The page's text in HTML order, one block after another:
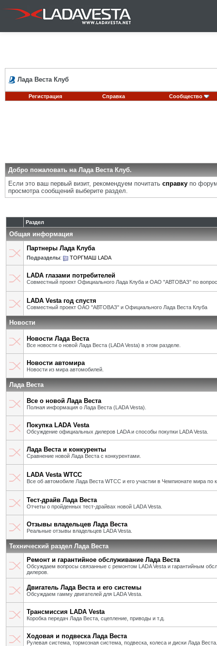
Лада Веста Клуб
Регистрация Справка Сообщество
Добро пожаловать на Лада Веста Клуб.
Если это ваш первый визит, рекомендуем почитать справку по
просмотра сообщений выберите раздел.
Раздел
Общая информация
Партнеры Лада Клуба
Подразделы: ТОРГМАШ LADA
LADA глазами потребителей
Совместный проект Официального Лада Клуба и ОАО "АВТОВАЗ" по
LADA Vesta год спустя
Совместный проект ОАО "АВТОВАЗ" и Официального Лада Веста Клуба
Новости
Новости Лада Веста
Все новости о новой Лада Веста (LADA Vesta) в этом разделе.
Новости автомира
Новости из мира автомобилей.
Лада Веста
Все о новой Лада Веста
Полная информация о Лада Веста (LADA Vesta).
Покупка LADA Vesta
Обсуждение официальных дилеров LADA и способы покупки LADA Vesta.
Лада Веста и конкуренты
Сравнение новой Лада Веста с конкурентами.
LADA Vesta WTCC
Все об автомобиле Лада Веста WTCC и его участии в Чемпионате мира по
Тест-драйв Лада Веста
Отчеты о пройденных тест-драйвах новой LADA Vesta.
Отзывы владельцев Лада Веста
Реальные отзывы владельцев LADA Vesta.
Технический раздел Лада Веста
Ремонт и гарантийное обслуживание Лада Веста
Обсуждаем вопросы связанные с ремонтом LADA Vesta и гарантийным
дилеров.
Двигатель Лада Веста и его системы
Обсуждаем гамму двигателей для LADA Vesta.
Трансмиссия LADA Vesta
Коробка передач Лада Веста, сцепление, приводы и т.д.
Ходовая и подвеска Лада Веста
Рулевая система, тормозная система, подвеска, колеса и диски Лада Веста.